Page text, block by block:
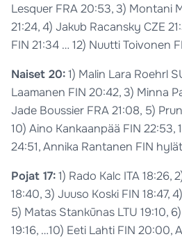
Lesquer FRA 20:53, 3) Montani
21:24, 4) Jakub Racansky CZE
FIN 21:34 … 12) Nuutti Toivonen
Naiset 20:1) Malin Lara Roehrl
Laamanen FIN 20:42, 3) Minna
Jade Boussier FRA 21:08, 5)
10) Aino Kankaanpää FIN 22:53,
24:51, Annika Rantanen FIN
Pojat 17:1) Rado Kalc ITA 18:26,
18:40, 3) Juuso Koski FIN 18:47,
5) Matas Stankūnas LTU 19:10,
19:16, …10) Eeti Lahti FIN 20:00,